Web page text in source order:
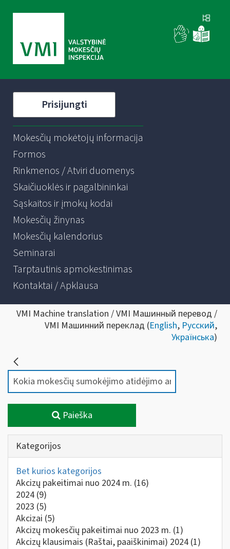
Prisijungti
Mokesčių mokėtojų informacija
Formos
Rinkmenos / Atviri duomenys
Skaičiuoklės ir pagalbininkai
Sąskaitos ir įmokų kodai
Mokesčių žinynas
Mokesčių kalendorius
Seminarai
Tarptautinis apmokestinimas
Kontaktai / Apklausa
VMI Machine translation / VMI Машинный перевод /
VMI Машинний переклад (English, Русский,
Українська)
Paieška
Kategorijos
Bet kurios kategorijos
Akcizų pakeitimai nuo 2024 m. (16)
2024 (9)
2023 (5)
Akcizai (5)
Akcizų mokesčių pakeitimai nuo 2023 m. (1)
Akcizų klausimais (Raštai, paaiškinimai) 2024 (1)